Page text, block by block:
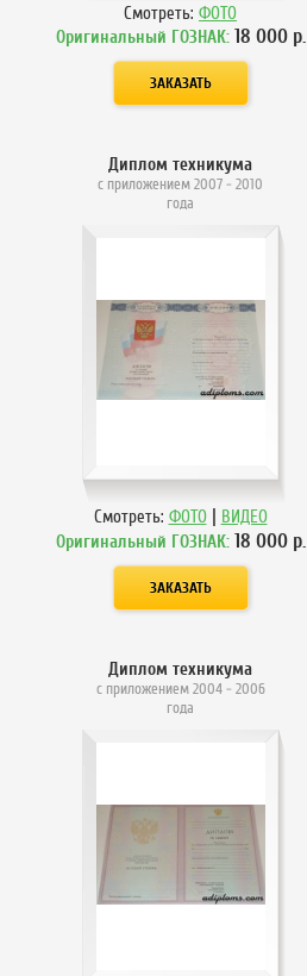
Смотреть: ФОТО
Оригинальный ГОЗНАК: 18 000р.
Диплом техникума
с приложением 2007 - 2010
года
Смотреть: ФОТО | ВИДЕО
Оригинальный ГОЗНАК: 18 000р.
Диплом техникума
с приложением 2004 - 2006
года